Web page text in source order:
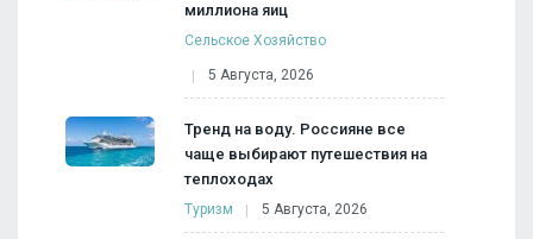
миллиона яиц
Сельское Хозяйство
5 Августа, 2026
Тренд на воду. Россияне все
чаще выбирают путешествия на
теплоходах
Туризм 5 Августа, 2026